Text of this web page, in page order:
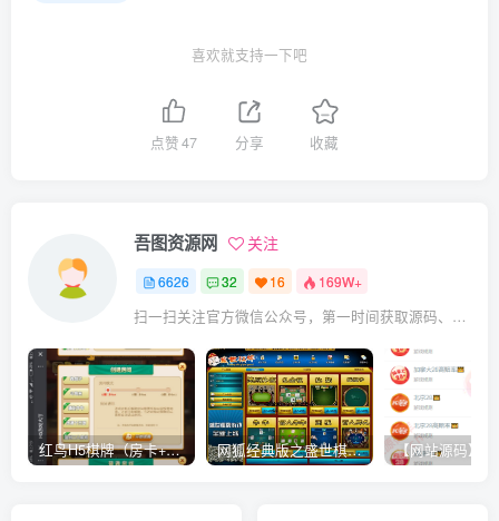
喜欢就支持一下吧
点赞47 分享 收藏
吾图资源网 关注
6626 32 16 169W+
扫一扫关注官方微信公众号，第一时间获取源码、网赚项目资源教程，自媒体等知识干货，让互联网创业赚钱更简单。
红鸟H5棋牌（房卡+金币）全套双模式游戏源码 网狐经典版之盛世棋牌完整游戏源码（包含文档、架设教程、网站、源代码等）